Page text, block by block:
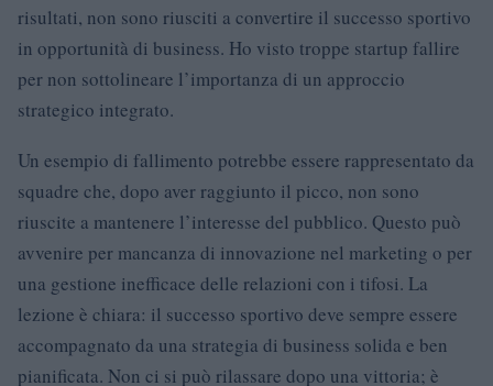
risultati, non sono riusciti a convertire il successo sportivo
in opportunità di business. Ho visto troppe startup fallire
per non sottolineare l’importanza di un approccio
strategico integrato.
Un esempio di fallimento potrebbe essere rappresentato da
squadre che, dopo aver raggiunto il picco, non sono
riuscite a mantenere l’interesse del pubblico. Questo può
avvenire per mancanza di innovazione nel marketing o per
una gestione inefficace delle relazioni con i tifosi. La
lezione è chiara: il successo sportivo deve sempre essere
accompagnato da una strategia di business solida e ben
pianificata. Non ci si può rilassare dopo una vittoria; è